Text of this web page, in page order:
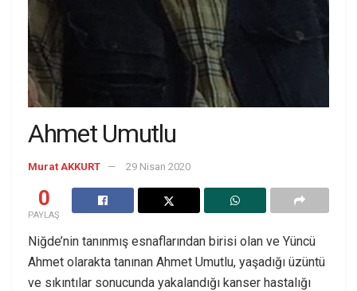
Ahmet Umutlu
Murat AKKURT 29 Nisan 2020
0
PAYLAŞ
Niğde’nin tanınmış esnaflarından birisi olan ve Yüncü
Ahmet olarakta tanınan Ahmet Umutlu, yaşadığı üzüntü
ve sıkıntılar sonucunda yakalandığı kanser hastalığı